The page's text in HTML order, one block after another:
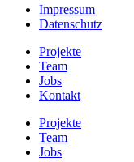
Impressum
Datenschutz
Projekte
Team
Jobs
Kontakt
Projekte
Team
Jobs